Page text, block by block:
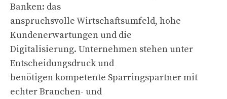
Banken: das
anspruchsvolle Wirtschaftsumfeld, hohe
Kundenerwartungen und die
Digitalisierung. Unternehmen stehen unter
Entscheidungsdruck und
benötigen kompetente Sparringspartner mit
echter Branchen- und